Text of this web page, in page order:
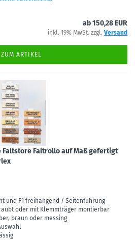
ab 150,28 EUR
inkl. 19% MwSt. zzgl. Versand
ZUM ARTIKEL
Faltstore Faltrollo auf Maß gefertigt
und F1 freihängend / Seitenführung
oder mit Klemmträger montierbar
braun oder messing